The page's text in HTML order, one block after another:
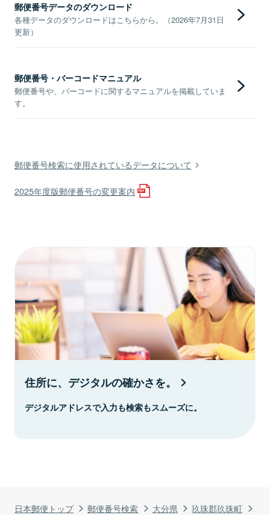
日本郵便トップ 郵便番号検索 大分県
玖珠郡玖珠町
郵便番号データのダウンロード
各種データのダウンロードはこちらから。（2026年7月31日
更新）
郵便番号・バーコードマニュアル
郵便番号や、バーコードに関するマニュアルを掲載していま
す。
郵便番号検索に使用されているデータについて
2025年度版郵便番号の変更案内
住所に、デジタルの確かさを。
デジタルアドレスで入力も検索もスムーズに。